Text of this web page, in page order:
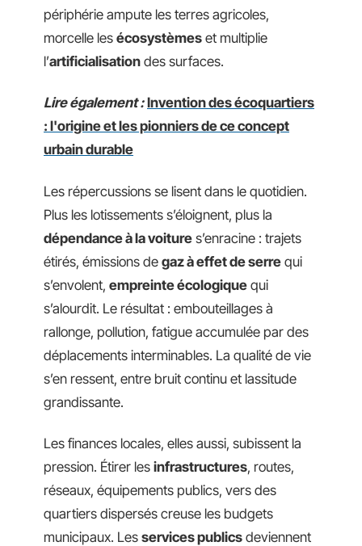
périphérie ampute les terres agricoles,
morcelle les écosystèmes et multiplie
l’artificialisation des surfaces.
Lire également : Invention des écoquartiers
: l'origine et les pionniers de ce concept
urbain durable
Les répercussions se lisent dans le quotidien.
Plus les lotissements s’éloignent, plus la
dépendance à la voiture s’enracine : trajets
étirés, émissions de gaz à effet de serre qui
s’envolent, empreinte écologique qui
s’alourdit. Le résultat : embouteillages à
rallonge, pollution, fatigue accumulée par des
déplacements interminables. La qualité de vie
s’en ressent, entre bruit continu et lassitude
grandissante.
Les finances locales, elles aussi, subissent la
pression. Étirer les infrastructures, routes,
réseaux, équipements publics, vers des
quartiers dispersés creuse les budgets
municipaux. Les services publics deviennent